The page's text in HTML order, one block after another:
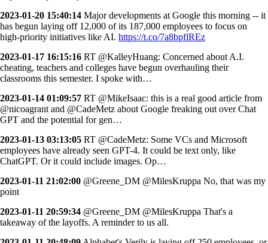
2023-01-20 15:40:14 Major developments at Google this morning -- it
has begun laying off 12,000 of its 187,000 employees to focus on
high-priority initiatives like AI. https://t.co/7a8bpflREz
2023-01-17 16:15:16 RT @KalleyHuang: Concerned about A.I.
cheating, teachers and colleges have begun overhauling their
classrooms this semester. I spoke with…
2023-01-14 01:09:57 RT @MikeIsaac: this is a real good article from
@nicoagrant and @CadeMetz about Google freaking out over Chat
GPT and the potential for gen…
2023-01-13 03:13:05 RT @CadeMetz: Some VCs and Microsoft
employees have already seen GPT-4. It could be text only, like
ChatGPT. Or it could include images. Op…
2023-01-11 21:02:00 @Greene_DM @MilesKruppa No, that was my
point
2023-01-11 20:59:34 @Greene_DM @MilesKruppa That's a
takeaway of the layoffs. A reminder to us all.